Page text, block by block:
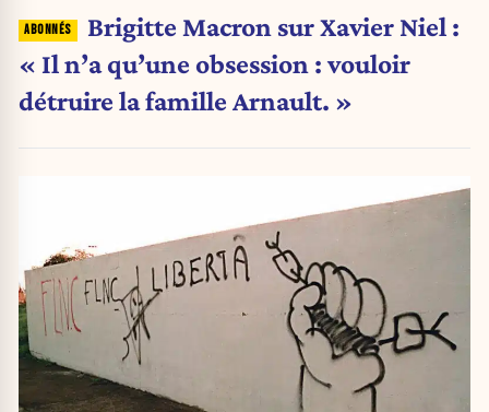
Brigitte Macron sur Xavier Niel :
« Il n’a qu’une obsession : vouloir
détruire la famille Arnault. »